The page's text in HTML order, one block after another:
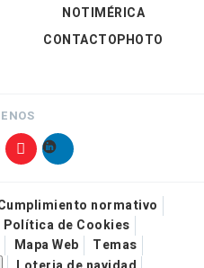
NOTIMÉRICA
CONTACTOPHOTO
normativo
Política de Cookies
Mapa Web
Temas